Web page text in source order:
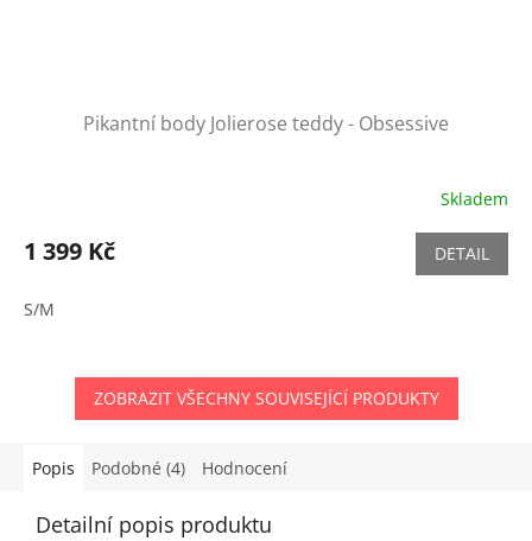
Pikantní body Jolierose teddy - Obsessive
Skladem
1 399 Kč DETAIL
S/M
ZOBRAZIT VŠECHNY SOUVISEJÍCÍ PRODUKTY
Popis Podobné (4) Hodnocení
Detailní popis produktu